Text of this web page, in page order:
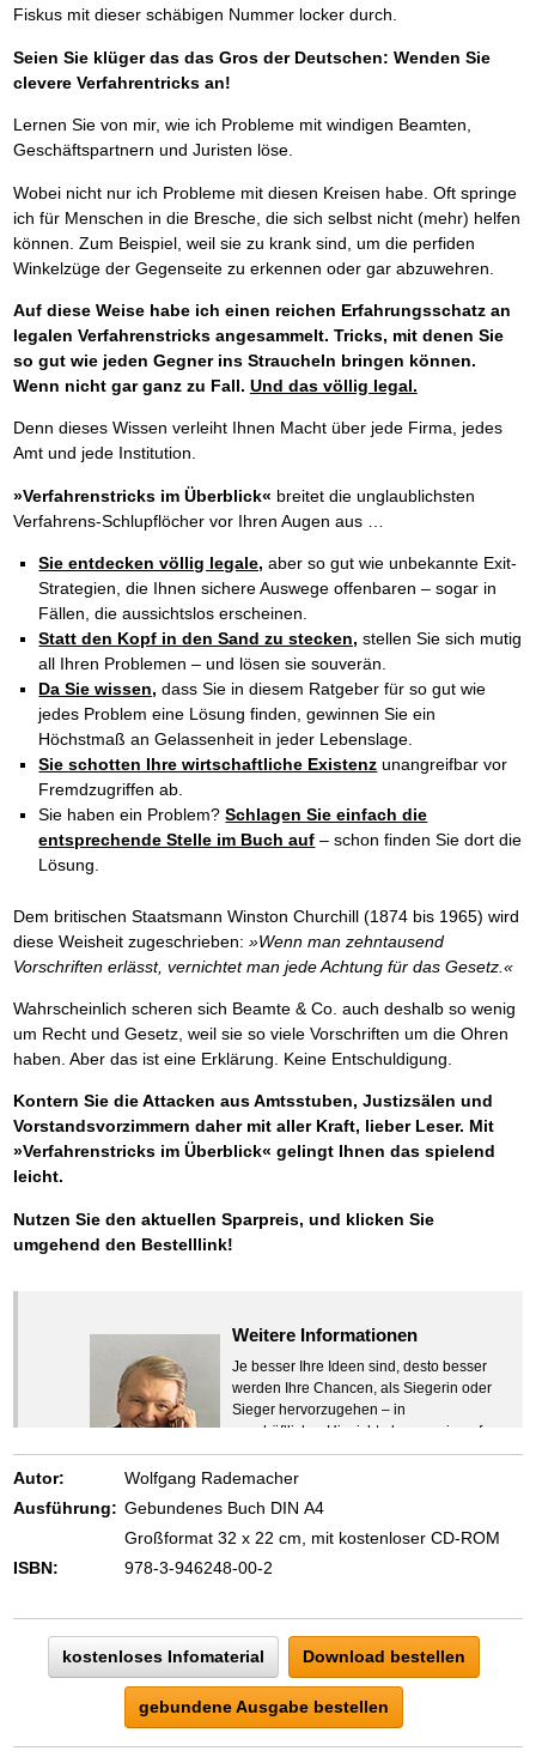
Fiskus mit dieser schäbigen Nummer locker durch.
Seien Sie klüger das das Gros der Deutschen: Wenden Sie
clevere Verfahrentricks an!
Lernen Sie von mir, wie ich Probleme mit windigen Beamten,
Geschäftspartnern und Juristen löse.
Wobei nicht nur ich Probleme mit diesen Kreisen habe. Oft springe
ich für Menschen in die Bresche, die sich selbst nicht (mehr) helfen
können. Zum Beispiel, weil sie zu krank sind, um die perfiden
Winkelzüge der Gegenseite zu erkennen oder gar abzuwehren.
Auf diese Weise habe ich einen reichen Erfahrungsschatz an
legalen Verfahrenstricks angesammelt. Tricks, mit denen Sie
so gut wie jeden Gegner ins Straucheln bringen können.
Wenn nicht gar ganz zu Fall. Und das völlig legal.
Denn dieses Wissen verleiht Ihnen Macht über jede Firma, jedes
Amt und jede Institution.
»Verfahrenstricks im Überblick« breitet die unglaublichsten
Verfahrens-Schlupflöcher vor Ihren Augen aus …
Sie entdecken völlig legale, aber so gut wie unbekannte Exit-
Strategien, die Ihnen sichere Auswege offenbaren – sogar in
Fällen, die aussichtslos erscheinen.
Statt den Kopf in den Sand zu stecken, stellen Sie sich mutig
all Ihren Problemen – und lösen sie souverän.
Da Sie wissen, dass Sie in diesem Ratgeber für so gut wie
jedes Problem eine Lösung finden, gewinnen Sie ein
Höchstmaß an Gelassenheit in jeder Lebenslage.
Sie schotten Ihre wirtschaftliche Existenz unangreifbar vor
Fremdzugriffen ab.
Sie haben ein Problem?Schlagen Sie einfach die
entsprechende Stelle im Buch auf – schon finden Sie dort die
Lösung.
Dem britischen Staatsmann Winston Churchill (1874 bis 1965) wird
diese Weisheit zugeschrieben: »Wenn man zehntausend
Vorschriften erlässt, vernichtet man jede Achtung für das Gesetz.«
Wahrscheinlich scheren sich Beamte & Co. auch deshalb so wenig
um Recht und Gesetz, weil sie so viele Vorschriften um die Ohren
haben. Aber das ist eine Erklärung. Keine Entschuldigung.
Kontern Sie die Attacken aus Amtsstuben, Justizsälen und
Vorstandsvorzimmern daher mit aller Kraft, lieber Leser. Mit
»Verfahrenstricks im Überblick« gelingt Ihnen das spielend
leicht.
Nutzen Sie den aktuellen Sparpreis, und klicken Sie
umgehend den Bestelllink!
Weitere Informationen
Je besser Ihre Ideen sind, desto besser
werden Ihre Chancen, als Siegerin oder
Sieger hervorzugehen – in
geschäftlicher Hinsicht ebenso wie auf
beruflichem oder privatem Gebiet. Denn
eins ist todsicher:
Zeigen Sie mit der Maus hierhin, um
Autor:
Wolfgang Rademacher
Ausführung: Gebundenes Buch DIN A4
Großformat 32 x 22 cm, mit kostenloser CD-ROM
ISBN:
978-3-946248-00-2
kostenloses Infomaterial Download bestellen
gebundene Ausgabe bestellen